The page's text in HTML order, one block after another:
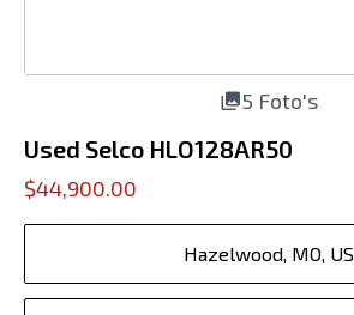
5 Foto's
Used Selco HLO128AR50
$44,900.00
Hazelwood, MO, US